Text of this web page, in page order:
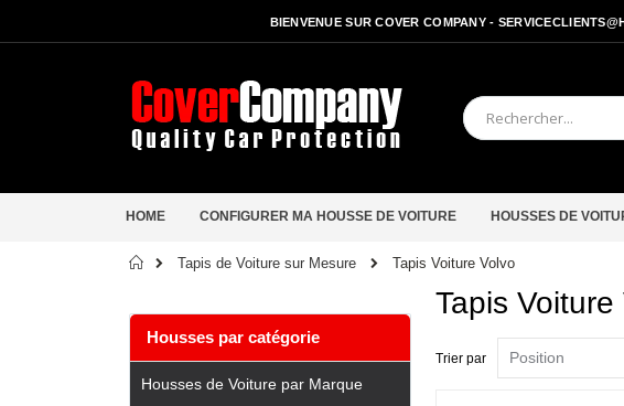
BIENVENUE SUR COVER COMPANY -
HOME CONFIGURER MA HOUSSE DE VOITURE HOUSSES DE
Accueil
Tapis de Voiture sur Mesure Tapis Voiture Volvo
Tapis Voiture
Trier par
Housses par catégorie
Housses de Voiture par Marque